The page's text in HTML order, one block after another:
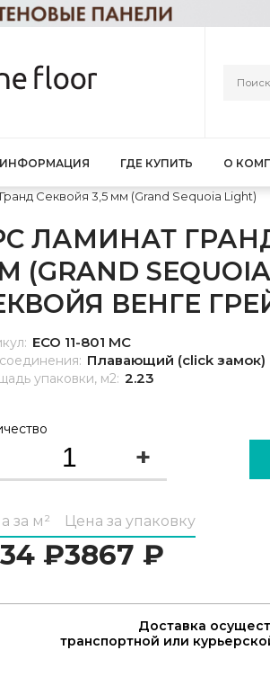
ИНФОРМАЦИЯ ГДЕ КУПИТЬ О
Гранд Секвойя 3,5 мм (Grand Sequoia Light)
ЛАМИНАТ
(GRAND
ВЕНГЕ ГРЕЙ
ЕСО 11-801 MC
Плавающий (click замок)
упаковки, м2: 2.23
+
за м²
₽
Цена за упаковку
3867 ₽
Доставка
транспортной или